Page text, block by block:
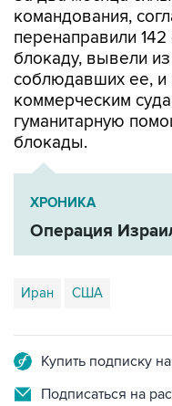
блокаду, вывели из
соблюдавших ее, и
коммерческим
гуманитарную
блокады.
ХРОНИКА
Операция
Иран США
Подписаться на
Получать